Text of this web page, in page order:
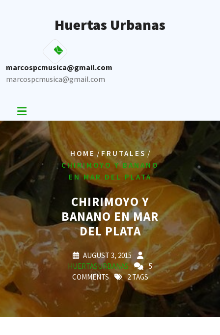
Huertas Urbanas
marcospcmusica@gmail.com
marcospcmusica@gmail.com
HOME/FRUTALES/
CHIRIMOYO Y BANANO
EN MAR DEL PLATA
CHIRIMOYO Y
BANANO EN MAR
DEL PLATA
AUGUST 3, 2015
HUERTASURBANAS
5
COMMENTS
2 TAGS